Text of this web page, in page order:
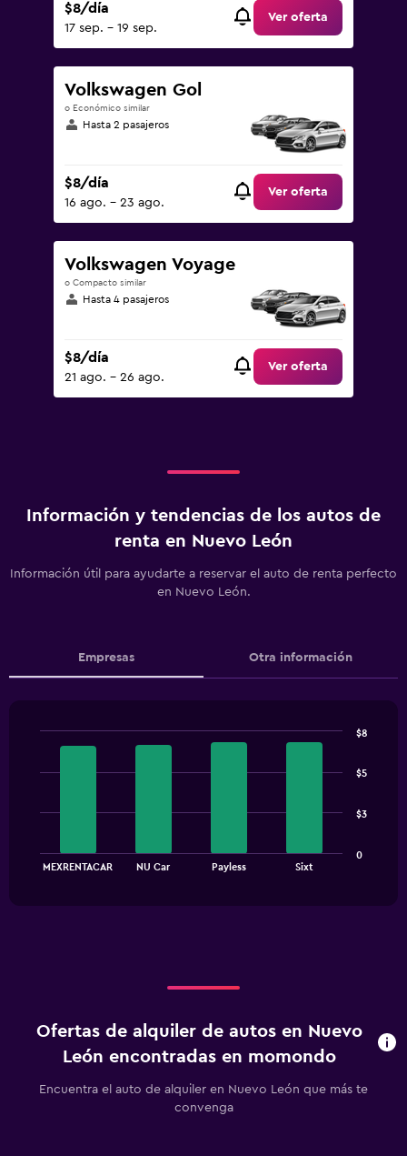
$8/día
17 sep. - 19 sep.
Ver oferta
Volkswagen Gol
o Económico similar
Hasta 2 pasajeros
$8/día
16 ago. - 23 ago.
Ver oferta
Volkswagen Voyage
o Compacto similar
Hasta 4 pasajeros
$8/día
21 ago. - 26 ago.
Ver oferta
Información y tendencias de los autos de
renta en Nuevo León
Información útil para ayudarte a reservar el auto de renta perfecto
en Nuevo León.
Empresas Otra información
chart
The
chart
MEXRENTACAR NU Car Payless Sixt
0
$3
$5
$8
End
Ofertas de alquiler de autos en Nuevo
León encontradas en momondo
Encuentra el auto de alquiler en Nuevo León que más te
convenga